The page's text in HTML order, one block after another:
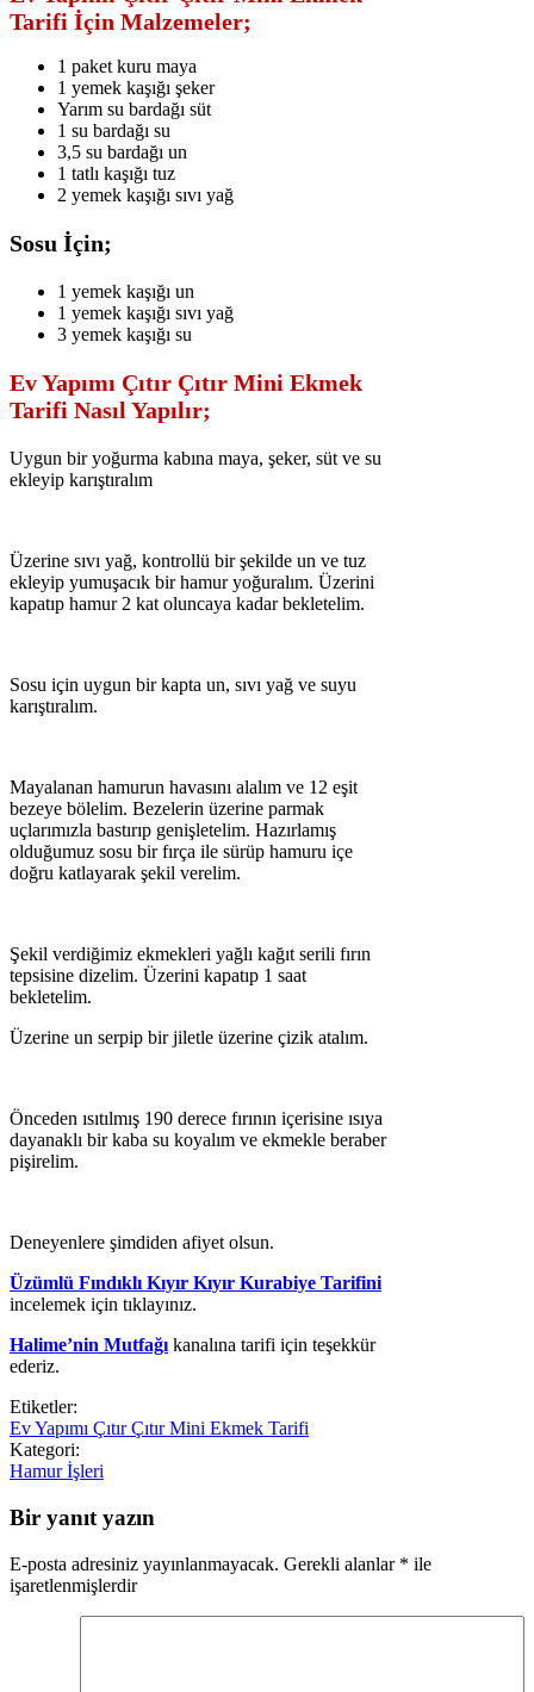
Tarifi İçin Malzemeler;
1 paket kuru maya
1 yemek kaşığı şeker
Yarım su bardağı süt
1 su bardağı su
3,5 su bardağı un
1 tatlı kaşığı tuz
2 yemek kaşığı sıvı yağ
Sosu İçin;
1 yemek kaşığı un
1 yemek kaşığı sıvı yağ
3 yemek kaşığı su
Ev Yapımı Çıtır Çıtır Mini Ekmek
Tarifi Nasıl Yapılır;
Uygun bir yoğurma kabına maya, şeker, süt ve su
ekleyip karıştıralım
Üzerine sıvı yağ, kontrollü bir şekilde un ve tuz
ekleyip yumuşacık bir hamur yoğuralım. Üzerini
kapatıp hamur 2 kat oluncaya kadar bekletelim.
Sosu için uygun bir kapta un, sıvı yağ ve suyu
karıştıralım.
Mayalanan hamurun havasını alalım ve 12 eşit
bezeye bölelim. Bezelerin üzerine parmak
uçlarımızla bastırıp genişletelim. Hazırlamış
olduğumuz sosu bir fırça ile sürüp hamuru içe
doğru katlayarak şekil verelim.
Şekil verdiğimiz ekmekleri yağlı kağıt serili fırın
tepsisine dizelim. Üzerini kapatıp 1 saat
bekletelim.
Üzerine un serpip bir jiletle üzerine çizik atalım.
Önceden ısıtılmış 190 derece fırının içerisine ısıya
dayanaklı bir kaba su koyalım ve ekmekle beraber
pişirelim.
Deneyenlere şimdiden afiyet olsun.
Üzümlü Fındıklı Kıyır Kıyır Kurabiye Tarifini
incelemek için tıklayınız.
Halime’nin Mutfağı kanalına tarifi için teşekkür
ederiz.
Etiketler:
Ev Yapımı Çıtır Çıtır Mini Ekmek Tarifi
Kategori:
Hamur İşleri
Bir yanıt yazın
E-posta adresiniz yayınlanmayacak. Gerekli alanlar * ile
işaretlenmişlerdir